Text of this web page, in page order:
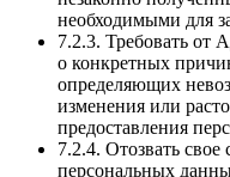
необходимыми для
7.2.3. Требовать от
о конкретных
определяющих
изменения или
предоставления
7.2.4. Отозвать свое
персональных